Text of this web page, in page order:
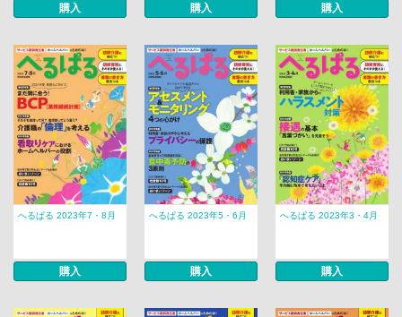
購入 購入 購入
へるぱる 2023年7・8月
購入
へるぱる 2023年5・6月
購入
へるぱる 2023年3・4月
購入